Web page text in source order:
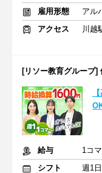
雇用形態
アル
アクセス
川越
[リソー教育グループ]
給与
シフト
週1